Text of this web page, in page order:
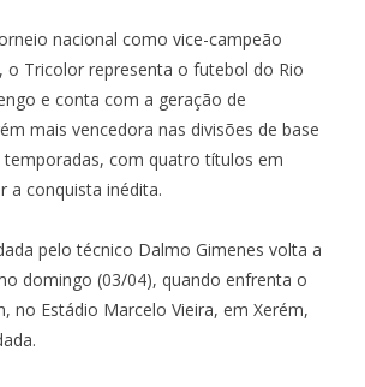
nacional como vice-campeão
o Tricolor representa o futebol do Rio
e conta com a geração de
mais vencedora nas divisões de base
temporadas, com quatro títulos em
a conquista inédita.
pelo técnico Dalmo Gimenes volta a
domingo (03/04), quando enfrenta o
no Estádio Marcelo Vieira, em Xerém,